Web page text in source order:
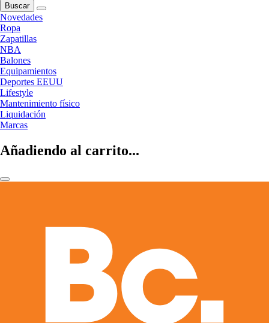
Buscar
Novedades
Ropa
Zapatillas
NBA
Balones
Equipamientos
Deportes EEUU
Lifestyle
Mantenimiento físico
Liquidación
Marcas
Añadiendo al carrito...